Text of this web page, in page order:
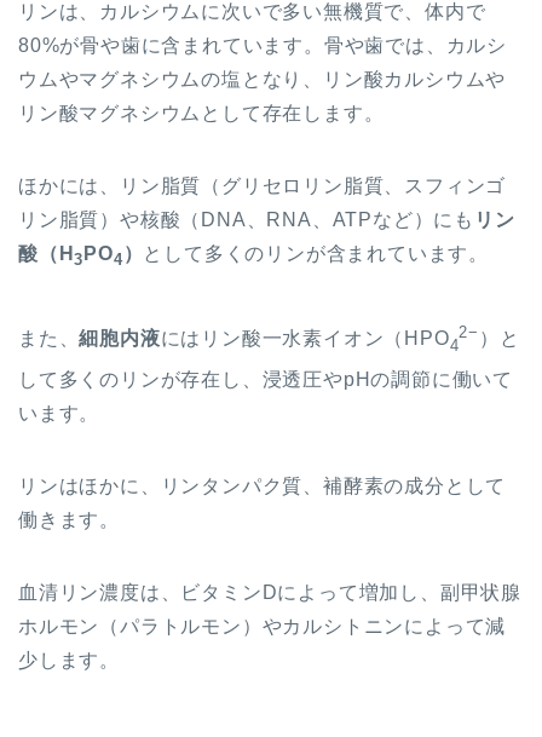
リンは、カルシウムに次いで多い無機質で、体内で
80%が骨や歯に含まれています。骨や歯では、カルシ
ウムやマグネシウムの塩となり、
リン酸カルシウムや
リン酸マグネシウムとして存在します。
ほかには、リン脂質（グリセロリン脂質、スフィンゴ
リン脂質）や核酸（DNA、RNA、ATPなど）にも リン
酸（H3 PO4） として多くのリンが含まれています。
また、細胞内液には リン酸一水素イオン（ HPO4
2− ）
と
して 多くのリンが存在し、浸透圧やpHの調節に働いて
います。
リンはほかに、リンタンパク質、補酵素の成分として
働きます。
血清リン濃度は、ビタミンDによって増加し、副甲状腺
ホルモン（パラトルモン）やカルシトニンによって減
少します。